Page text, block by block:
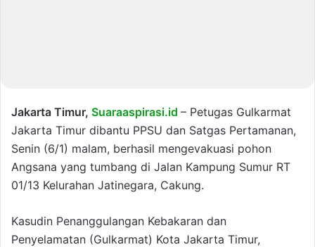
Jakarta Timur, Suaraaspirasi.id – Petugas Gulkarmat
Jakarta Timur dibantu PPSU dan Satgas Pertamanan,
Senin (6/1) malam, berhasil mengevakuasi pohon
Angsana yang tumbang di Jalan Kampung Sumur RT
01/13 Kelurahan Jatinegara, Cakung.
Kasudin Penanggulangan Kebakaran dan
Penyelamatan (Gulkarmat) Kota Jakarta Timur,